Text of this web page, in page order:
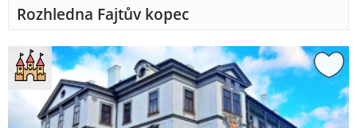
Rozhledna Fajtův kopec